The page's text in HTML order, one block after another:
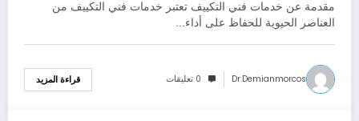
مقدمة عن خدمات فني التكييف تعتبر خدمات فني التكييف من
العناصر الحيوية للحفاظ على أداء…
Dr.demianmorcos 0 تعليقات قراءة المزيد